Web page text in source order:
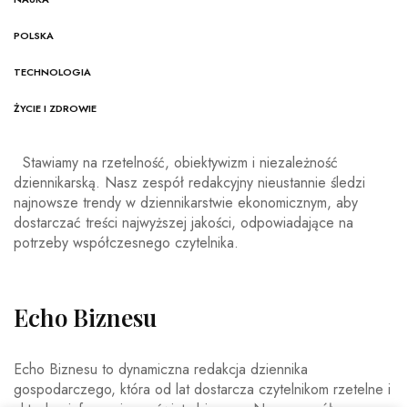
POLSKA
TECHNOLOGIA
ŻYCIE I ZDROWIE
Stawiamy na rzetelność, obiektywizm i niezależność
dziennikarską. Nasz zespół redakcyjny nieustannie śledzi
najnowsze trendy w dziennikarstwie ekonomicznym, aby
dostarczać treści najwyższej jakości, odpowiadające na
potrzeby współczesnego czytelnika.
Echo Biznesu
Echo Biznesu to dynamiczna redakcja dziennika
gospodarczego, która od lat dostarcza czytelnikom rzetelne i